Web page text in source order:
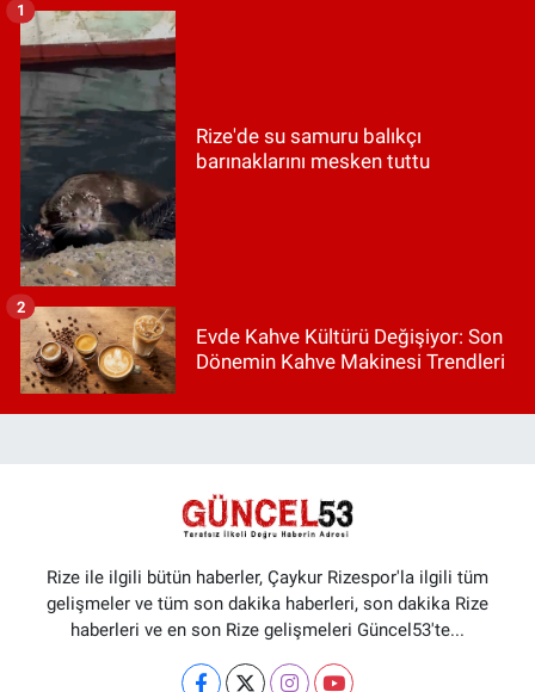
Rize'de su samuru balıkçı
barınaklarını mesken tuttu
1
Evde Kahve Kültürü Değişiyor: Son
Dönemin Kahve Makinesi Trendleri
2
Rize ile ilgili bütün haberler, Çaykur Rizespor'la ilgili tüm
gelişmeler ve tüm son dakika haberleri, son dakika Rize
haberleri ve en son Rize gelişmeleri Güncel53'te...